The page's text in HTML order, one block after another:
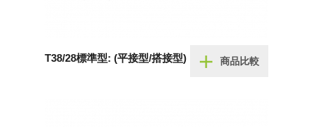
T38/28標準型: (平接型/搭接型) 商品比較